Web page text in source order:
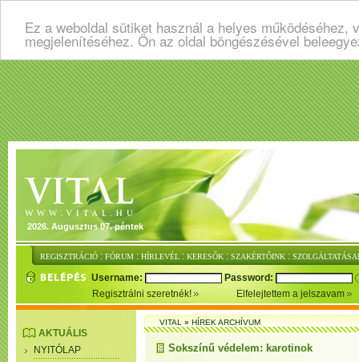
Ez a weboldal sütiket használ a helyes
megjelenítéséhez. Ön az oldal böngészésével
2026. Augusztus 07. péntek
REGISZTRÁCIÓ : FÓRUM : HÍRLEVÉL : KERESŐK : SZAKÉRTŐINK :
Username:
Password:
Regisztrálni szeretnék!
Elfelejtettem a jelszavam
AKTUÁLIS
NYITÓLAP
VITAL»HÍREK ARCHÍVUM
Sokszínű védelem: karotinok